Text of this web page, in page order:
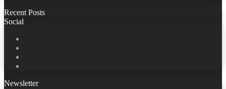
Recent Posts
Social
Newsletter